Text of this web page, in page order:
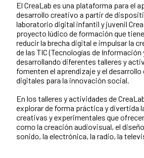
El CreaLab es una plataforma para el
desarrollo creativo a partir de
laboratorio digital infantil y juvenil
proyecto lúdico de formación que
reducir la brecha digital e impulsar la
de las TIC (Tecnologías de
desarrollando diferentes talleres y
fomenten el aprendizaje y el desarrollo
digitales para la innovación social.
En los talleres y actividades de
explorar de forma práctica y divertida
creativas y experimentales que
como la creación audiovisual, el
sonido, la electrónica, la radio, la